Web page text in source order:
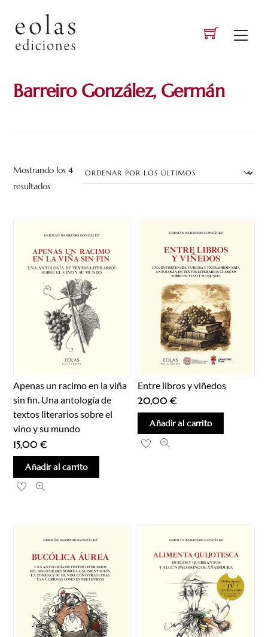
content
Barreiro González, Germán
Mostrando los 4
resultadosOrdenado
últimos
Apenas un racimo en la viña
sin fin. Una antología de
textos literarios sobre el
vino y su mundo
15,00€
Añadir al carrito
Entre libros y viñedos
20,00€
Añadir al carrito